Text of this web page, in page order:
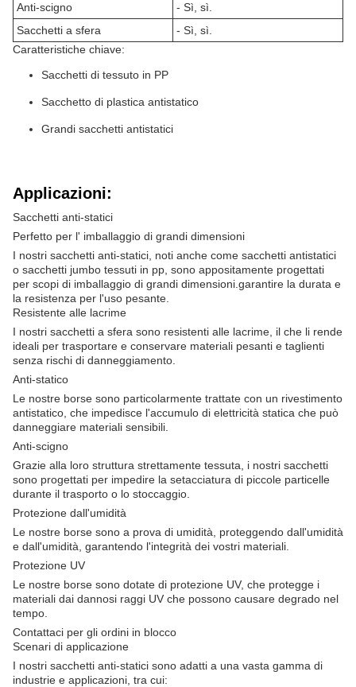
Anti-scigno
- Sì, sì.
Sacchetti a sfera
- Sì, sì.
Caratteristiche chiave:
Sacchetti di tessuto in PP
Sacchetto di plastica antistatico
Grandi sacchetti antistatici
Applicazioni:
Sacchetti anti-statici
Perfetto per l' imballaggio di grandi dimensioni
I nostri sacchetti anti-statici, noti anche come sacchetti antistatici
o sacchetti jumbo tessuti in pp, sono appositamente progettati
per scopi di imballaggio di grandi dimensioni.garantire la durata e
la resistenza per l'uso pesante.
Resistente alle lacrime
I nostri sacchetti a sfera sono resistenti alle lacrime, il che li rende
ideali per trasportare e conservare materiali pesanti e taglienti
senza rischi di danneggiamento.
Anti-statico
Le nostre borse sono particolarmente trattate con un rivestimento
antistatico, che impedisce l'accumulo di elettricità statica che può
danneggiare materiali sensibili.
Anti-scigno
Grazie alla loro struttura strettamente tessuta, i nostri sacchetti
sono progettati per impedire la setacciatura di piccole particelle
durante il trasporto o lo stoccaggio.
Protezione dall'umidità
Le nostre borse sono a prova di umidità, proteggendo dall'umidità
e dall'umidità, garantendo l'integrità dei vostri materiali.
Protezione UV
Le nostre borse sono dotate di protezione UV, che protegge i
materiali dai dannosi raggi UV che possono causare degrado nel
tempo.
Contattaci per gli ordini in blocco
Scenari di applicazione
I nostri sacchetti anti-statici sono adatti a una vasta gamma di
industrie e applicazioni, tra cui: